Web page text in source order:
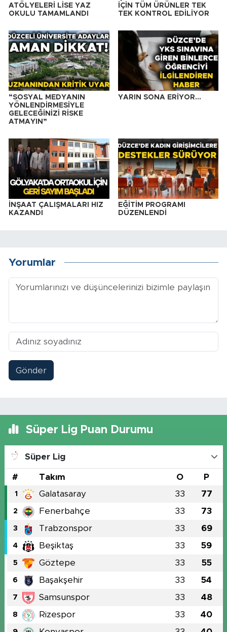
ATÖLYELERİ LİSE YAZ
OKULU TAMAMLANDI
İÇİN TÜM ÜRÜNLER TEK
TEK KONTROL EDİLİYOR
“SOSYAL MEDYANIN
YÖNLENDİRMESİYLE
GELECEĞİNİZİ RİSKE
ATMAYIN”
YARIN SONA ERİYOR…
İNŞAAT ÇALIŞMALARI HIZ
KAZANDI
EĞİTİM PROGRAMI
DÜZENLENDİ
Yorumlar
Gönder
Süper Lig Puan Durumu
Süper Lig
# Takım O P
1 Galatasaray 33 77
2 Fenerbahçe 33 73
3 Trabzonspor 33 69
4 Beşiktaş 33 59
5 Göztepe 33 55
6 Başakşehir 33 54
7 Samsunspor 33 48
8 Rizespor 33 40